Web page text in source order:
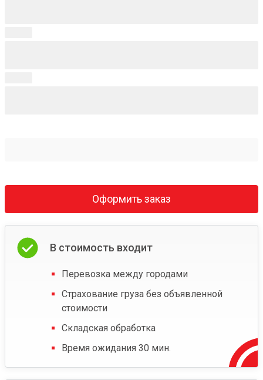
Оформить заказ
В стоимость входит
Перевозка между городами
Страхование груза без объявленной
стоимости
Складская обработка
Время ожидания 30 мин.